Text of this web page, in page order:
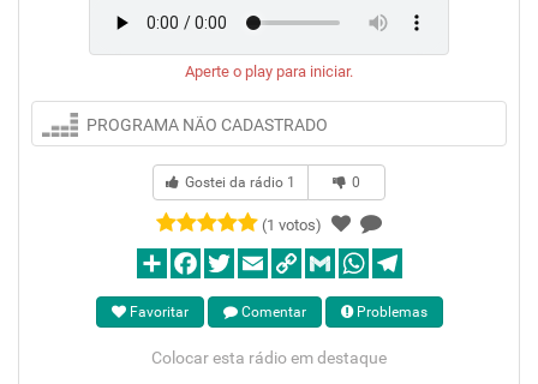
Aperte o play para iniciar.
PROGRAMA NÃO CADASTRADO
Gostei da rádio 1 0
(1 votos)
Favoritar Comentar Problemas
Colocar esta rádio em destaque